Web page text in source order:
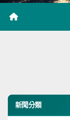
新聞分類